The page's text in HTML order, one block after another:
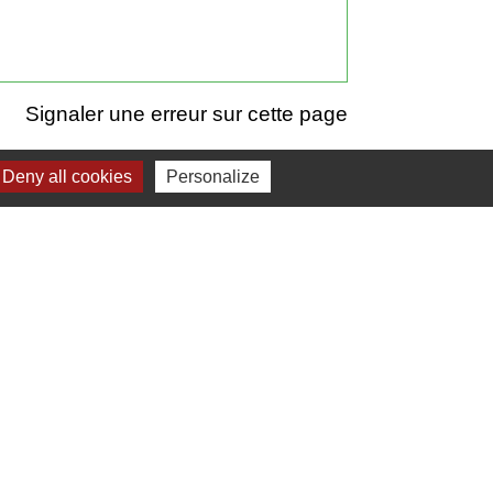
Signaler une erreur sur cette page
Deny all cookies Personalize